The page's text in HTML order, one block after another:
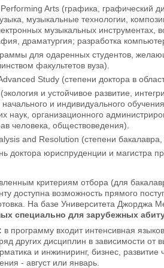
Arts (графика, графический
музыкальные технологии,
музыкальных
драматургия; разработка
для одаренных студентов,
факультетов вуза).
Study (степени доктора в
и устойчивое развитие,
и индивидуального
наук, организационного
человека, обществоведения).
and Resolution (степени
доктора юриспруденции и магистра
критериям отбора (для
доступна возможность прямого
На базе Университета Джорджа
специально для зарубежных
: в программу входит интенсивная
других дисциплин в зависимости
и инжиниринг, бизнес,
- август или январь.